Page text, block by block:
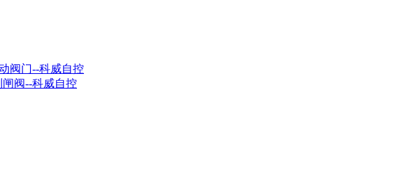
阀门--科威自控
阀--科威自控